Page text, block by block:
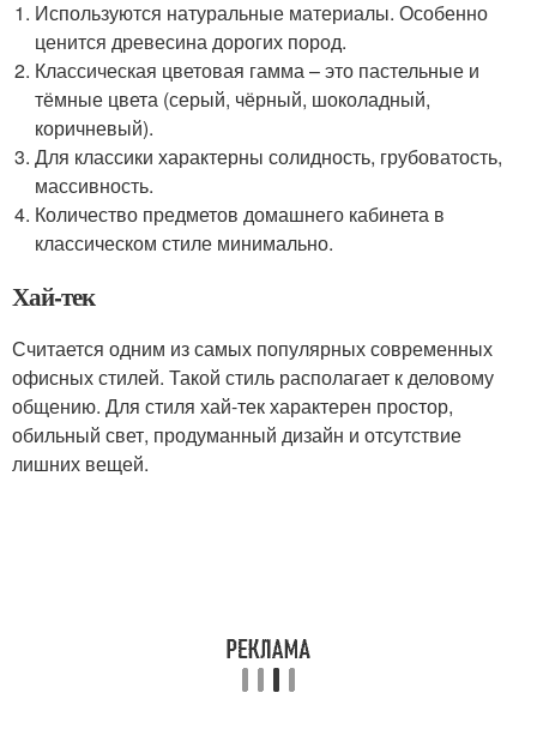
Используются натуральные материалы. Особенно
ценится древесина дорогих пород.
Классическая цветовая гамма – это пастельные и
тёмные цвета (серый, чёрный, шоколадный,
коричневый).
Для классики характерны солидность, грубоватость,
массивность.
Количество предметов домашнего кабинета в
классическом стиле минимально.
Хай-тек
Считается одним из самых популярных современных
офисных стилей. Такой стиль располагает к деловому
общению. Для стиля хай-тек характерен простор,
обильный свет, продуманный дизайн и отсутствие
лишних вещей.